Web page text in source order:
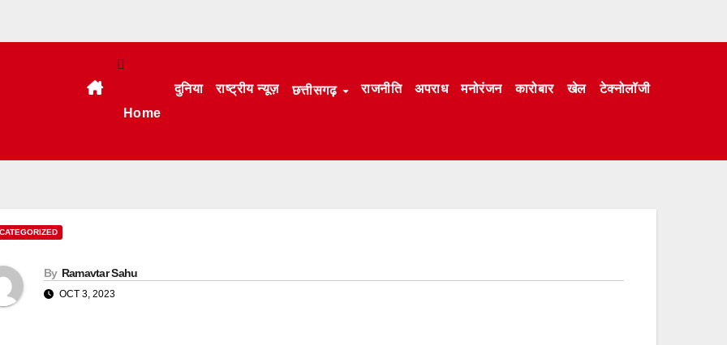
Home
दुनिया राष्ट्रीय न्यूज़ छत्तीसगढ़ राजनीति अपराध मनोरंजन कारोबार खेल टेक्नोलॉजी
By Ramavtar Sahu
OCT 3, 2023